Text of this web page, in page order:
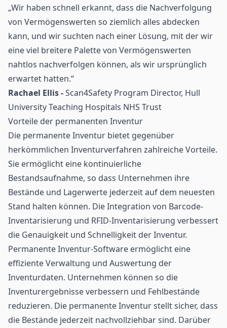
„Wir haben schnell erkannt, dass die Nachverfolgung
von Vermögenswerten so ziemlich alles abdecken
kann, und wir suchten nach einer Lösung, mit der wir
eine viel breitere Palette von Vermögenswerten
nahtlos nachverfolgen können, als wir ursprünglich
erwartet hatten.“
Rachael Ellis -Scan4Safety Program Director, Hull
University Teaching Hospitals NHS Trust
Vorteile der permanenten Inventur
Die permanente Inventur bietet gegenüber
herkömmlichen Inventurverfahren zahlreiche Vorteile.
Sie ermöglicht eine kontinuierliche
Bestandsaufnahme, so dass Unternehmen ihre
Bestände und Lagerwerte jederzeit auf dem neuesten
Stand halten können. Die Integration von Barcode-
Inventarisierung und RFID-Inventarisierung verbessert
die Genauigkeit und Schnelligkeit der Inventur.
Permanente Inventur-Software ermöglicht eine
effiziente Verwaltung und Auswertung der
Inventurdaten. Unternehmen können so die
Inventurergebnisse verbessern und Fehlbestände
reduzieren. Die permanente Inventur stellt sicher, dass
die Bestände jederzeit nachvollziehbar sind. Darüber